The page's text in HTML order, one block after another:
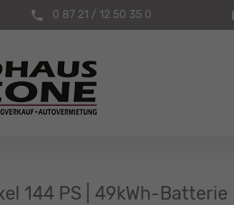
0 87 21 / 12 50 35 0
144 PS | 49kWh-Batterie